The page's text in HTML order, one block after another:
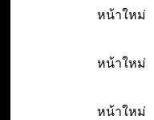
หน้าใหม่
หน้าใหม่
หน้าใหม่